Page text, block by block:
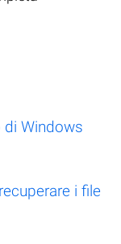
di Windows
i file